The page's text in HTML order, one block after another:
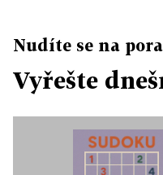
Nudíte se na
Vyřešte